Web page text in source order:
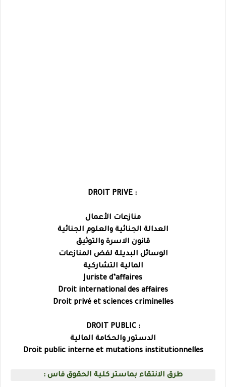
: DROIT PRIVE
منازعات الأعمال
العدالة الجنائية والعلوم الجنائية
قانون الاسرة والتوثيق
الوسائل البديلة لفض المنازعات
المالية التشاركية
Juriste d’affaires
Droit international des affaires
Droit privé et sciences criminelles
: DROIT PUBLIC
الدستور والحكامة المالية
Droit public interne et mutations institutionnelles
طرق الانتقاء بماستر كلية الحقوق فاس :